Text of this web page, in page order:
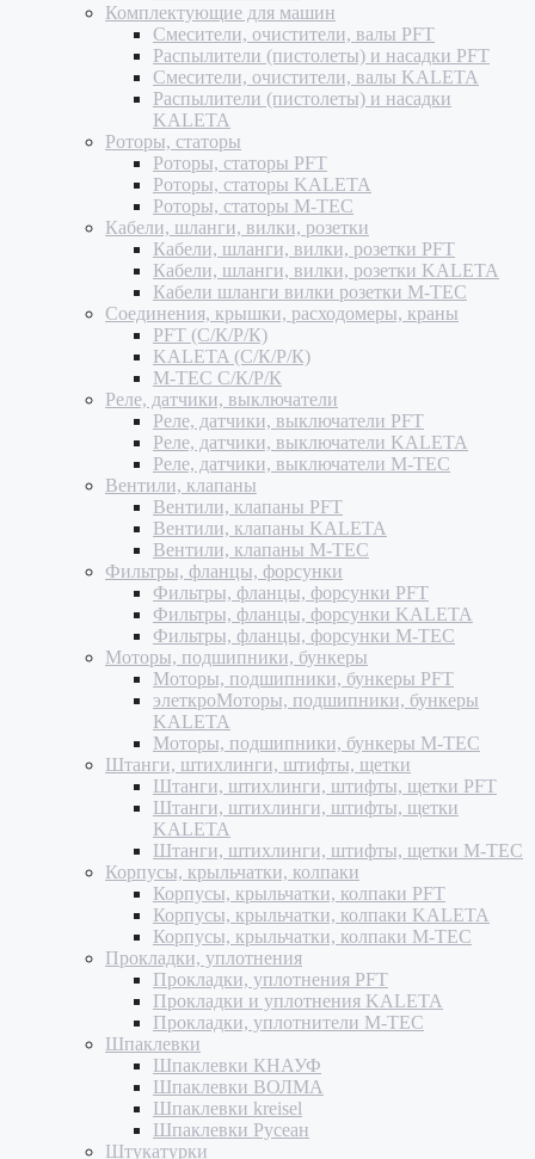
Комплектующие для машин
Смесители, очистители, валы PFT
Распылители (пистолеты) и насадки PFT
Смесители, очистители, валы KALETA
Распылители (пистолеты) и насадки
KALETA
Роторы, статоры
Роторы, статоры PFT
Роторы, статоры KALETA
Роторы, статоры M-TEC
Кабели, шланги, вилки, розетки
Кабели, шланги, вилки, розетки PFT
Кабели, шланги, вилки, розетки KALETA
Кабели шланги вилки розетки M-TEC
Соединения, крышки, расходомеры, краны
PFT (С/К/Р/К)
KALETA (С/К/Р/К)
M-TEC С/К/Р/К
Реле, датчики, выключатели
Реле, датчики, выключатели PFT
Реле, датчики, выключатели KALETA
Реле, датчики, выключатели M-TEC
Вентили, клапаны
Вентили, клапаны PFT
Вентили, клапаны KALETA
Вентили, клапаны M-TEC
Фильтры, фланцы, форсунки
Фильтры, фланцы, форсунки PFT
Фильтры, фланцы, форсунки KALETA
Фильтры, фланцы, форсунки M-TEC
Моторы, подшипники, бункеры
Моторы, подшипники, бункеры PFT
элеткроМоторы, подшипники, бункеры
KALETA
Моторы, подшипники, бункеры M-TEC
Штанги, штихлинги, штифты, щетки
Штанги, штихлинги, штифты, щетки PFT
Штанги, штихлинги, штифты, щетки
KALETA
Штанги, штихлинги, штифты, щетки M-TEC
Корпусы, крыльчатки, колпаки
Корпусы, крыльчатки, колпаки PFT
Корпусы, крыльчатки, колпаки KALETA
Корпусы, крыльчатки, колпаки M-TEC
Прокладки, уплотнения
Прокладки, уплотнения PFT
Прокладки и уплотнения KALETA
Прокладки, уплотнители M-TEC
Шпаклевки
Шпаклевки КНАУФ
Шпаклевки ВОЛМА
Шпаклевки kreisel
Шпаклевки Русеан
Штукатурки